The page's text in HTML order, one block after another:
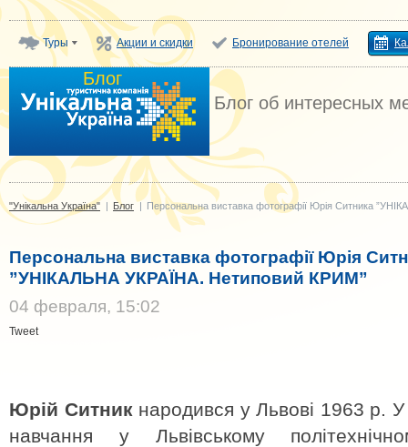
Туры Акции и скидки Бронирование отелей
"Унікальна Україна"
Блог
Блог об интересных
"Унікальна Україна" | Блог | Персональна виставка фотографії Юрія Ситника
Персональна виставка фотографії Юрія
”УНІКАЛЬНА УКРАЇНА. Нетиповий КРИМ”
04 февраля, 15:02
Tweet
Юрій Ситникнародився у Львові 1963 р. У
навчання у Львівському